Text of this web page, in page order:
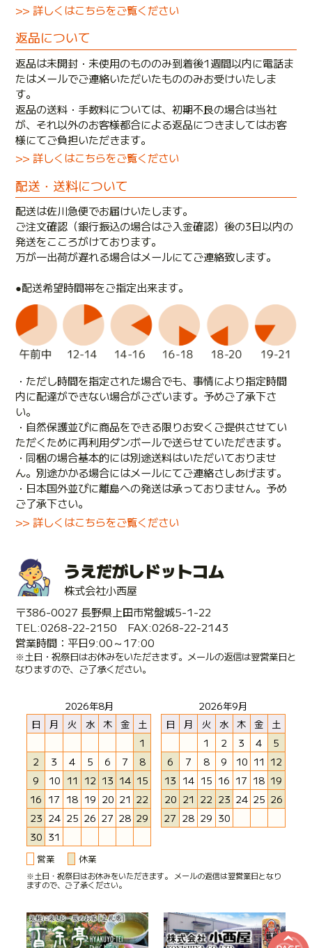
>> 詳しくはこちらをご覧ください
返品について
返品は未開封・未使用のもののみ到着後1週間以内に電話ま
たはメールでご連絡いただいたもののみお受けいたしま
す。
返品の送料・手数料については、初期不良の場合は当社
が、それ以外のお客様都合による返品につきましてはお客
様にてご負担いただきます。
>> 詳しくはこちらをご覧ください
配送・送料について
配送は佐川急便でお届けいたします。
ご注文確認（銀行振込の場合はご入金確認）後の3日以内の
発送をこころがけております。
万が一出荷が遅れる場合はメールにてご連絡致します。
●配送希望時間帯をご指定出来ます。
・ただし時間を指定された場合でも、事情により指定時間
内に配達ができない場合がございます。予めご了承下さ
い。
・自然保護並びに商品をできる限りお安くご提供させてい
ただくために再利用ダンボールで送らせていただきます。
・同梱の場合基本的には別途送料はいただいておりませ
ん。別途かかる場合にはメールにてご連絡さしあげます。
・日本国外並びに離島への発送は承っておりません。予め
ご了承下さい。
>> 詳しくはこちらをご覧ください
うえだがしドットコム
株式会社小西屋
〒386-0027 長野県上田市常盤城5-1-22
TEL:0268-22-2150 FAX:0268-22-2143
営業時間：平日9:00～17:00
※土日・祝祭日はお休みをいただきます。メールの返信は翌営業日と
なりますので、ご了承ください。
2026年8月
日
月 火 水 木 金
土
1
2
3 4 5 6 7
8
9
10 11 12 13 14 15
16 17 18 19 20 21 22
23 24 25 26 27 28 29
30 31
2026年9月
日
月 火 水 木 金
土
1
2 3 4
5
6
7 8 9 10 11 12
13 14 15 16 17 18 19
20 21 22 23 24 25 26
27 28 29 30
営業 休業
※土日・祝祭日はお休みをいただきます。 メールの返信は翌営業日となり
ますので、ご了承ください。